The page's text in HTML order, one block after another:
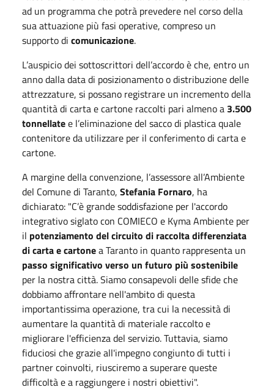
ad un programma che potrà prevedere nel corso della
sua attuazione più fasi operative, compreso un
supporto di comunicazione.
L’auspicio dei sottoscrittori dell’accordo è che, entro un
anno dalla data di posizionamento o distribuzione delle
attrezzature, si possano registrare un incremento della
quantità di carta e cartone raccolti pari almeno a 3.500
tonnellatee l’eliminazione del sacco di plastica quale
contenitore da utilizzare per il conferimento di carta e
cartone.
A margine della convenzione, l’assessore all’Ambiente
del Comune di Taranto, Stefania Fornaro, ha
dichiarato: "C’è grande soddisfazione per l'accordo
integrativo siglato con COMIECO e Kyma Ambiente per
il potenziamento del circuito di raccolta differenziata
di carta e cartonea Taranto in quanto rappresenta un
passo significativo verso un futuro più sostenibile
per la nostra città. Siamo consapevoli delle sfide che
dobbiamo affrontare nell'ambito di questa
importantissima operazione, tra cui la necessità di
aumentare la quantità di materiale raccolto e
migliorare l'efficienza del servizio. Tuttavia, siamo
fiduciosi che grazie all'impegno congiunto di tutti i
partner coinvolti, riusciremo a superare queste
difficoltà e a raggiungere i nostri obiettivi".